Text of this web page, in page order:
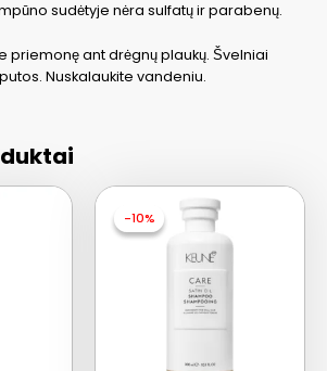
sudėtyje nėra sulfatų ir parabenų.
priemonę ant drėgnų plaukų. Švelniai
Nuskalaukite vandeniu.
-10%
-10%